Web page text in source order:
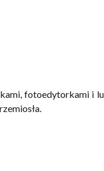
fotoedytorkami i